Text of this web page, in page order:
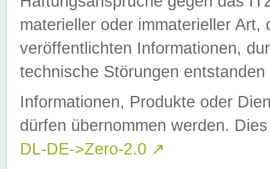
materieller oder immaterieller
veröffentlichten Informationen,
technische Störungen
Informationen, Produkte oder
dürfen übernommen werden.
DL-DE->Zero-2.0 ↗